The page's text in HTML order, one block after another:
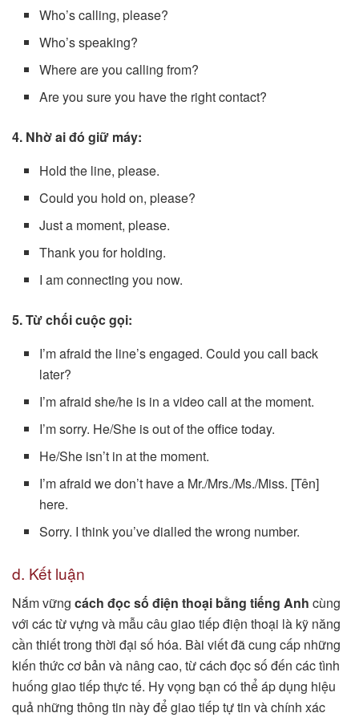
Who’s calling, please?
Who’s speaking?
Where are you calling from?
Are you sure you have the right contact?
4. Nhờ ai đó giữ máy:
Hold the line, please.
Could you hold on, please?
Just a moment, please.
Thank you for holding.
I am connecting you now.
5. Từ chối cuộc gọi:
I’m afraid the line’s engaged. Could you call back
later?
I’m afraid she/he is in a video call at the moment.
I’m sorry. He/She is out of the office today.
He/She isn’t in at the moment.
I’m afraid we don’t have a Mr./Mrs./Ms./Miss. [Tên]
here.
Sorry. I think you’ve dialled the wrong number.
d. Kết luận
Nắm vững cách đọc số điện thoại bằng tiếng Anh cùng
với các từ vựng và mẫu câu giao tiếp điện thoại là kỹ năng
cần thiết trong thời đại số hóa. Bài viết đã cung cấp những
kiến thức cơ bản và nâng cao, từ cách đọc số đến các tình
huống giao tiếp thực tế. Hy vọng bạn có thể áp dụng hiệu
quả những thông tin này để giao tiếp tự tin và chính xác